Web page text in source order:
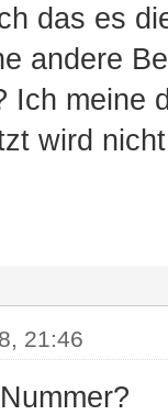
das es
andere
Ich meine
wird
21:46